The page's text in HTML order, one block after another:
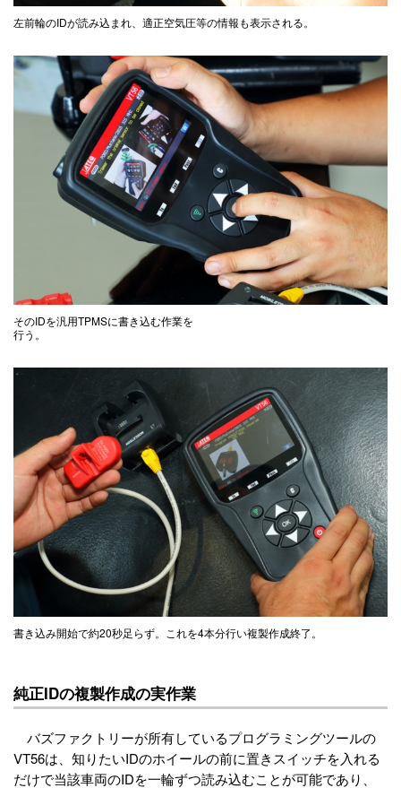
左前輪のIDが読み込まれ、適正空気圧等の情報も表示される。
そのIDを汎用TPMSに書き込む作業を
行う。
書き込み開始で約20秒足らず。これを4本分行い複製作成終了。
純正IDの複製作成の実作業
バズファクトリーが所有しているプログラミングツールの
VT56は、知りたいIDのホイールの前に置きスイッチを入れる
だけで当該車両のIDを一輪ずつ読み込むことが可能であり、